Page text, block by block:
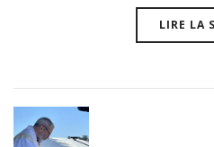
LIRE LA